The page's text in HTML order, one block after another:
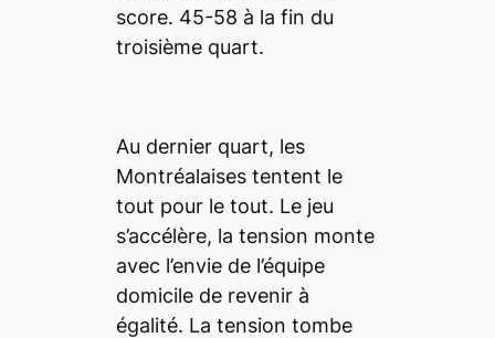
score. 45-58 à la fin du
troisième quart.
Au dernier quart, les
Montréalaises tentent le
tout pour le tout. Le jeu
s’accélère, la tension monte
avec l’envie de l’équipe
domicile de revenir à
égalité. La tension tombe